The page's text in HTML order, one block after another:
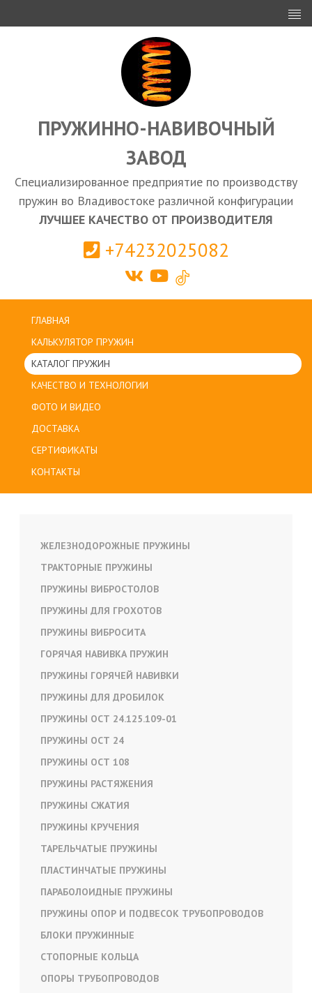
ИНВЕСТОРАМ
ПРОЕКТИРОВАНИЕ
ЭКСПОРТ
ЗАКУПКИ
КАЛЬКУЛЯТОР ПРУЖИН
Владивосток
ПРУЖИННО-НАВИВОЧНЫЙ
ЗАВОД
Специализированное предприятие по производству
пружин во Владивостоке различной конфигурации
ЛУЧШЕЕ КАЧЕСТВО ОТ ПРОИЗВОДИТЕЛЯ
+74232025082
ГЛАВНАЯ
КАЛЬКУЛЯТОР ПРУЖИН
КАТАЛОГ ПРУЖИН
КАЧЕСТВО И ТЕХНОЛОГИИ
ФОТО И ВИДЕО
ДОСТАВКА
СЕРТИФИКАТЫ
КОНТАКТЫ
ЖЕЛЕЗНОДОРОЖНЫЕ ПРУЖИНЫ
ТРАКТОРНЫЕ ПРУЖИНЫ
ПРУЖИНЫ ВИБРОСТОЛОВ
ПРУЖИНЫ ДЛЯ ГРОХОТОВ
ПРУЖИНЫ ВИБРОСИТА
ГОРЯЧАЯ НАВИВКА ПРУЖИН
ПРУЖИНЫ ГОРЯЧЕЙ НАВИВКИ
ПРУЖИНЫ ДЛЯ ДРОБИЛОК
ПРУЖИНЫ ОСТ 24.125.109-01
ПРУЖИНЫ ОСТ 24
ПРУЖИНЫ ОСТ 108
ПРУЖИНЫ РАСТЯЖЕНИЯ
ПРУЖИНЫ СЖАТИЯ
ПРУЖИНЫ КРУЧЕНИЯ
ТАРЕЛЬЧАТЫЕ ПРУЖИНЫ
ПЛАСТИНЧАТЫЕ ПРУЖИНЫ
ПАРАБОЛОИДНЫЕ ПРУЖИНЫ
ПРУЖИНЫ ОПОР И ПОДВЕСОК ТРУБОПРОВОДОВ
БЛОКИ ПРУЖИННЫЕ
СТОПОРНЫЕ КОЛЬЦА
ОПОРЫ ТРУБОПРОВОДОВ